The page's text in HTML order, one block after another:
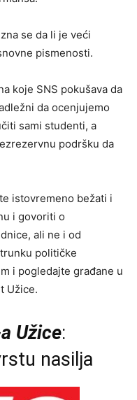
se da li je veći
pismenosti.
koje SNS pokušava da
da ocenjujemo
sami studenti, a
podršku da
istovremeno bežati i
i govoriti o
ali ne i od
političke
i pogledajte građane u
Užice.
Užice:
nasilja